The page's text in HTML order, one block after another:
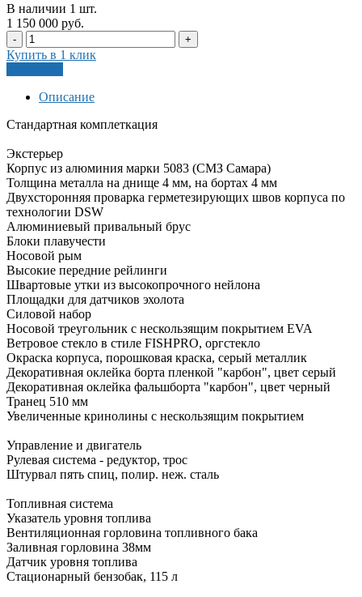
В наличии 1 шт.
1 150 000 руб.
- +
Купить в 1 клик
Описание
Стандартная комплеткация
Экстерьер
Корпус из алюминия марки 5083 (СМЗ Самара)
Толщина металла на днище 4 мм, на бортах 4 мм
Двухсторонняя проварка герметезирующих швов корпуса по
технологии DSW
Алюминиевый привальный брус
Блоки плавучести
Носовой рым
Высокие передние рейлинги
Швартовые утки из высокопрочного нейлона
Площадки для датчиков эхолота
Силовой набор
Носовой треугольник с нескользящим покрытием EVA
Ветровое стекло в стиле FISHPRO, оргстекло
Окраска корпуса, порошковая краска, серый металлик
Декоративная оклейка борта пленкой "карбон", цвет серый
Декоративная оклейка фальшборта "карбон", цвет черный
Транец 510 мм
Увеличенные кринолины с нескользящим покрытием
Управление и двигатель
Рулевая система - редуктор, трос
Штурвал пять спиц, полир. неж. сталь
Топливная система
Указатель уровня топлива
Вентиляционная горловина топливного бака
Заливная горловина 38мм
Датчик уровня топлива
Стационарный бензобак, 115 л